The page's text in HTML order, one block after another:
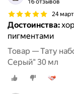
16 отзывов
24
Достоинства:
пигментами
Товар — Тату
Серый" 30 мл